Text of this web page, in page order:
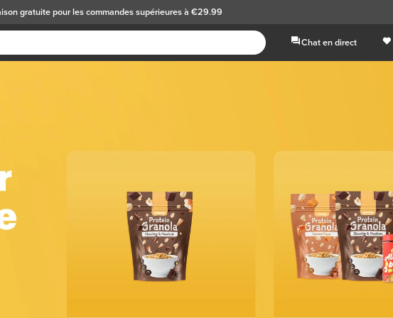
gratuitepour les commandes supérieures à €29.99
Chat en direct